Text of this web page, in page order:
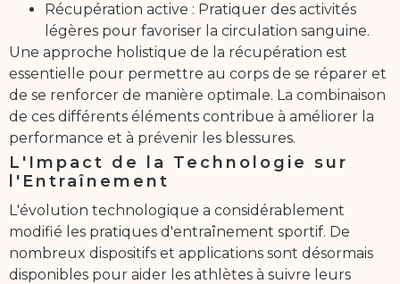
Récupération active : Pratiquer des activités
légères pour favoriser la circulation sanguine.
Une approche holistique de la récupération est
essentielle pour permettre au corps de se réparer et
de se renforcer de manière optimale. La combinaison
de ces différents éléments contribue à améliorer la
performance et à prévenir les blessures.
L'Impact de la Technologie sur
l'Entraînement
L'évolution technologique a considérablement
modifié les pratiques d'entraînement sportif. De
nombreux dispositifs et applications sont désormais
disponibles pour aider les athlètes à suivre leurs